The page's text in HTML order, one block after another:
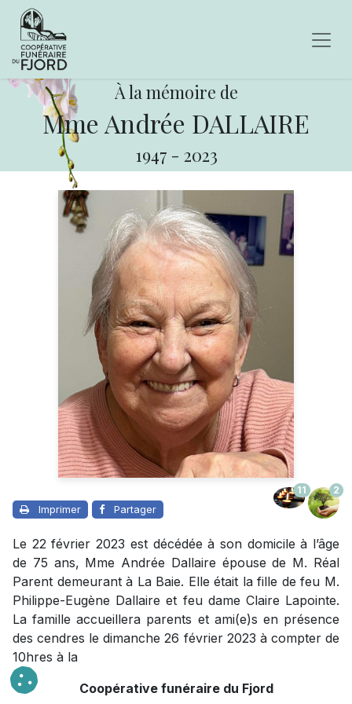
À la mémoire de
Mme Andrée DALLAIRE
1947 - 2023
Imprimer Partager
11 2
Le 22 février 2023 est décédée à son domicile à l’âge
de 75 ans, Mme Andrée Dallaire épouse de M. Réal
Parent demeurant à La Baie. Elle était la fille de feu M.
Philippe-Eugène Dallaire et feu dame Claire Lapointe.
La famille accueillera parents et ami(e)s en présence
des cendres le dimanche 26 février 2023 à compter de
10hres à la
Coopérative funéraire du Fjord